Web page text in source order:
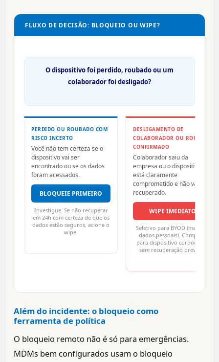
FLUXO DE DECISÃO: BLOQUEIO OU WIPE?
O dispositivo foi perdido, roubado ou um
colaborador foi desligado?
PERDIDO OU ROUBADO COM
RISCO INCERTO
Você não tem certeza se o
dispositivo vai ser
encontrado ou se os dados
foram acessados.
BLOQUEIE PRIMEIRO
Investigue. Se não recuperar
em 24h com certeza de que os
dados estão seguros, acione o
wipe.
DESLIGAMENTO DE
COLABORADOR OU ROUBO
CONFIRMADO
Colaborador saiu da
empresa ou o dispositivo
está claramente
comprometido e não vai ser
recuperado.
WIPE IMEDIATO
Seletivo para BYOD (mantém
dados pessoais). Completo
para dispositivo corporativo
sem recuperação prevista.
Além do incidente: o bloqueio como
ferramenta de política
O bloqueio remoto não é só para emergências.
MDMs bem configurados usam o bloqueio